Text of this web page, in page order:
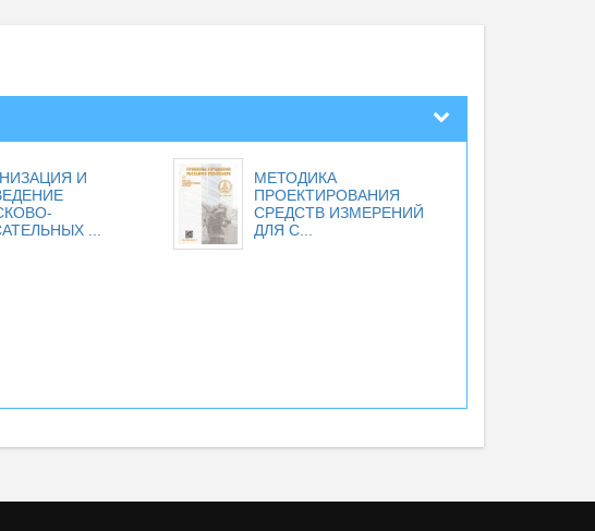
И
...
МЕТОДИКА
ПРОЕКТИРОВАНИЯ
СРЕДСТВ ИЗМЕРЕНИЙ
ДЛЯ С...